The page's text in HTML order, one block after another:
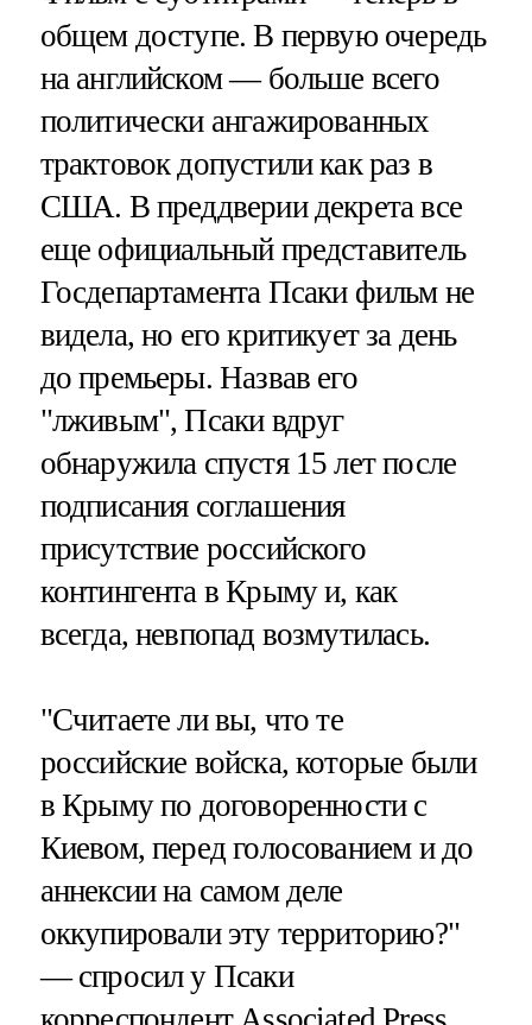
общем доступе. В первую очередь
на английском — больше всего
политически ангажированных
трактовок допустили как раз в
США. В преддверии декрета все
еще официальный представитель
Госдепартамента Псаки фильм не
видела, но его критикует за день
до премьеры. Назвав его
"лживым", Псаки вдруг
обнаружила спустя 15 лет после
подписания соглашения
присутствие российского
контингента в Крыму и, как
всегда, невпопад возмутилась.
"Считаете ли вы, что те
российские войска, которые были
в Крыму по договоренности с
Киевом, перед голосованием и до
аннексии на самом деле
оккупировали эту территорию?"
— спросил у Псаки